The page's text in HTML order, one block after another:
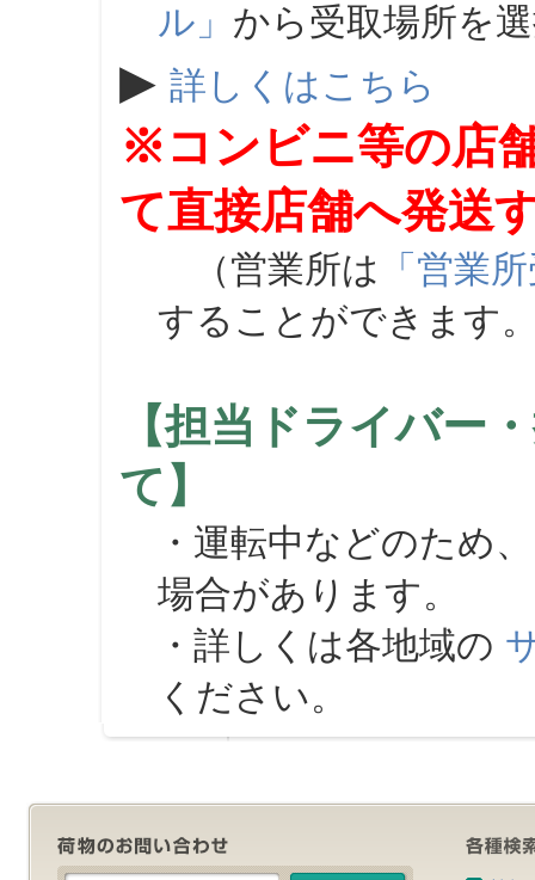
ル」 から受取場所を
▶ 詳しくはこちら
※コンビニ等の店
て直接店舗へ発送
（営業所は 「営業
することができます
【担当ドライバー
て】
・運転中などのため
場合があります。
・詳しくは各地域の
ください。